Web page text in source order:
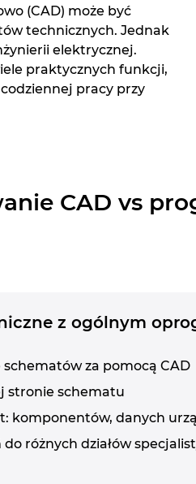
(CAD) może być
technicznych. Jednak
elektrycznej.
praktycznych funkcji,
pracy przy
CAD vs
z ogólnym
za pomocą CAD
stronie schematu
komponentów, danych
różnych działów